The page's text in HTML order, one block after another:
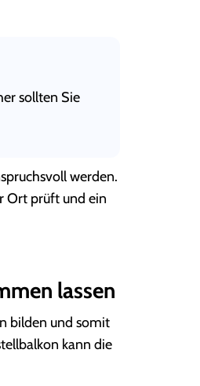
sollten Sie
werden.
Ort prüft und ein
lassen
bilden und somit
kann die